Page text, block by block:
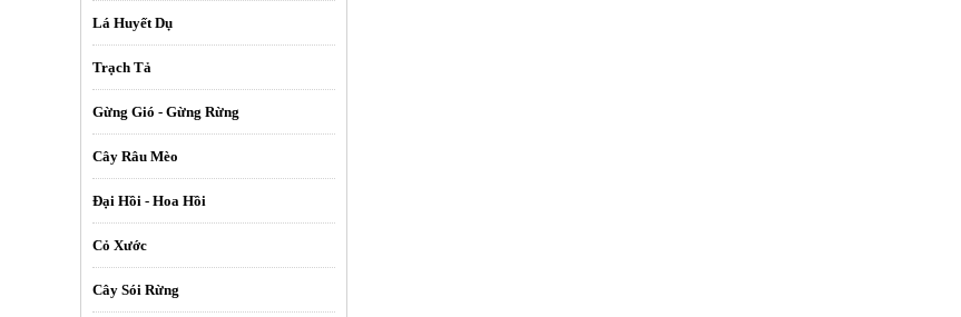
Lá Huyết Dụ
Trạch Tả
Gừng Gió - Gừng Rừng
Cây Râu Mèo
Đại Hồi - Hoa Hồi
Cỏ Xước
Cây Sói Rừng